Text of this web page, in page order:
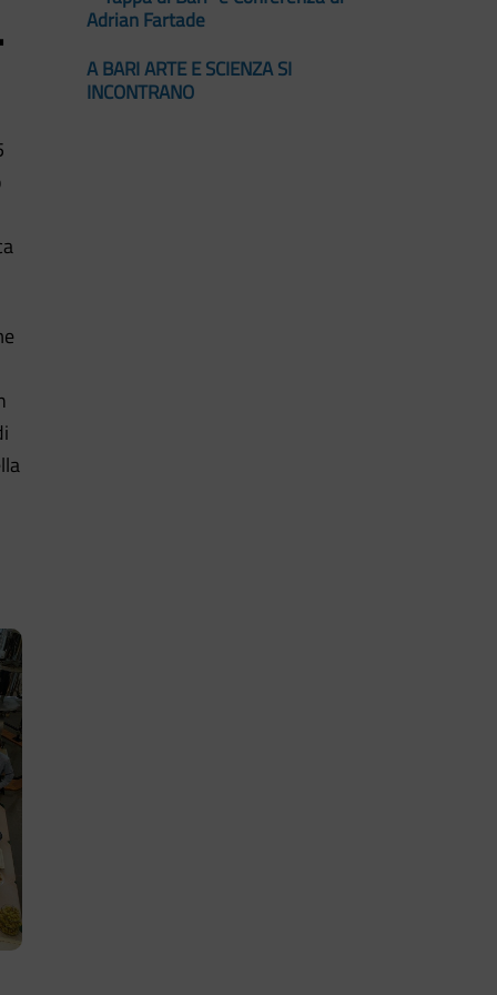
Adrian Fartade
A BARI ARTE E SCIENZA SI
INCONTRANO